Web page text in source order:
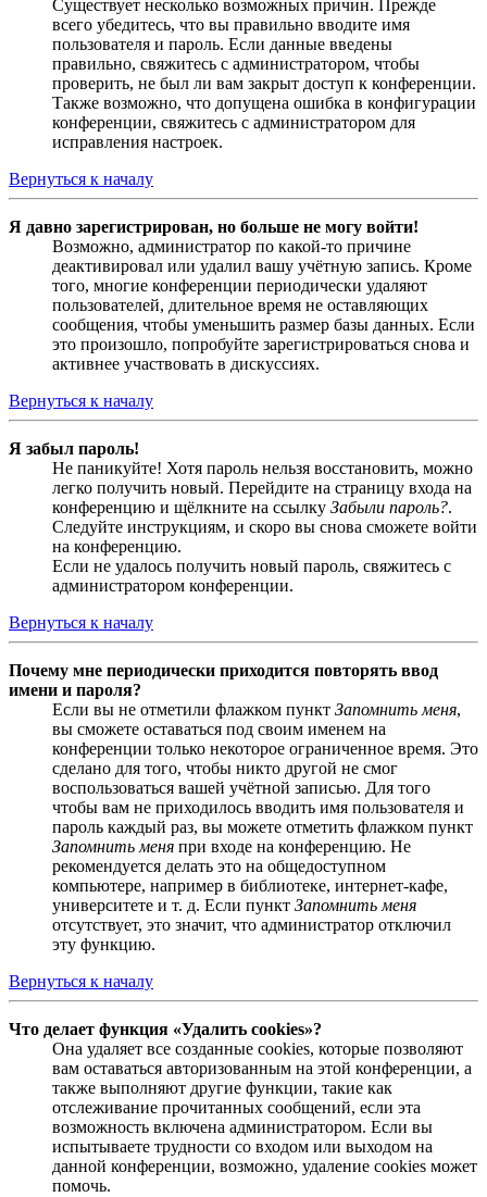
Существует несколько возможных причин. Прежде
всего убедитесь, что вы правильно вводите имя
пользователя и пароль. Если данные введены
правильно, свяжитесь с администратором, чтобы
проверить, не был ли вам закрыт доступ к конференции.
Также возможно, что допущена ошибка в конфигурации
конференции, свяжитесь с администратором для
исправления настроек.
Вернуться к началу
Я давно зарегистрирован, но больше не могу войти!
Возможно, администратор по какой-то причине
деактивировал или удалил вашу учётную запись. Кроме
того, многие конференции периодически удаляют
пользователей, длительное время не оставляющих
сообщения, чтобы уменьшить размер базы данных. Если
это произошло, попробуйте зарегистрироваться снова и
активнее участвовать в дискуссиях.
Вернуться к началу
Я забыл пароль!
Не паникуйте! Хотя пароль нельзя восстановить, можно
легко получить новый. Перейдите на страницу входа на
конференцию и щёлкните на ссылку Забыли пароль?.
Следуйте инструкциям, и скоро вы снова сможете войти
на конференцию.
Если не удалось получить новый пароль, свяжитесь с
администратором конференции.
Вернуться к началу
Почему мне периодически приходится повторять ввод
имени и пароля?
Если вы не отметили флажком пункт Запомнить меня,
вы сможете оставаться под своим именем на
конференции только некоторое ограниченное время. Это
сделано для того, чтобы никто другой не смог
воспользоваться вашей учётной записью. Для того
чтобы вам не приходилось вводить имя пользователя и
пароль каждый раз, вы можете отметить флажком пункт
Запомнить меня при входе на конференцию. Не
рекомендуется делать это на общедоступном
компьютере, например в библиотеке, интернет-кафе,
университете и т. д. Если пункт Запомнить меня
отсутствует, это значит, что администратор отключил
эту функцию.
Вернуться к началу
Что делает функция «Удалить cookies»?
Она удаляет все созданные cookies, которые позволяют
вам оставаться авторизованным на этой конференции, а
также выполняют другие функции, такие как
отслеживание прочитанных сообщений, если эта
возможность включена администратором. Если вы
испытываете трудности со входом или выходом на
данной конференции, возможно, удаление cookies может
помочь.